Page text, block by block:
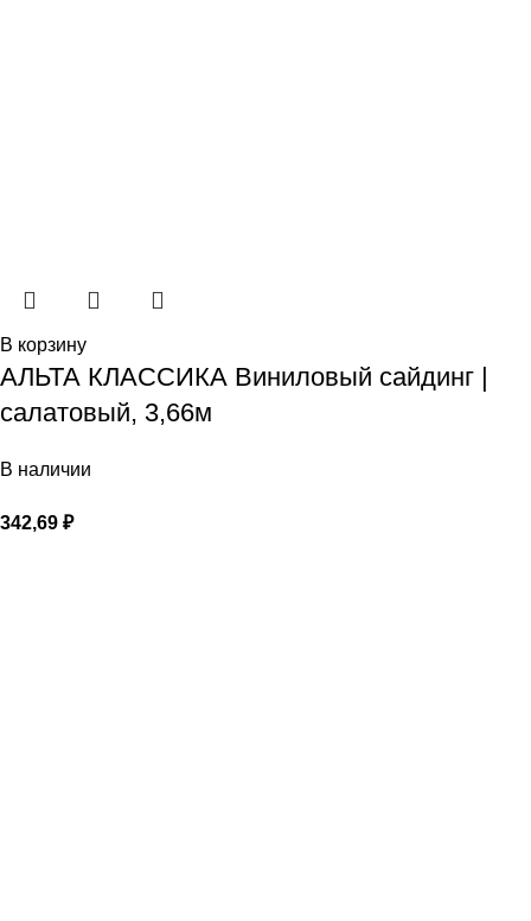
В корзину
АЛЬТА КЛАССИКА Виниловый сайдинг |
салатовый, 3,66м
В наличии
342,69 ₽